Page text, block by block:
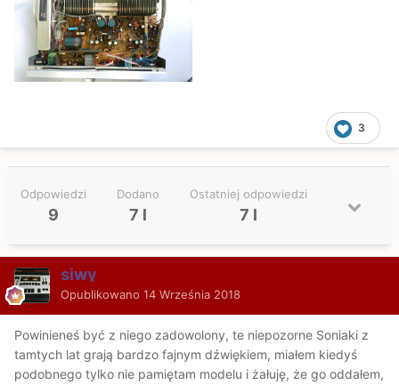
3
Odpowiedzi
9
Dodano
7 l
Ostatniej odpowiedzi
7 l
siwy
Opublikowano 14 Września 2018
Powinieneś być z niego zadowolony, te niepozorne Soniaki z
tamtych lat grają bardzo fajnym dźwiękiem, miałem kiedyś
podobnego tylko nie pamiętam modelu i żałuję, że go oddałem,